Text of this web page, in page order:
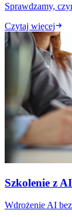
Sprawdzamy,
Czytaj więcej
Szkolenie z
Wdrożenie AI